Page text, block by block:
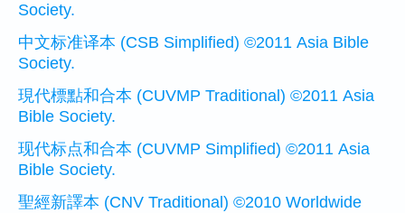
Society.
中文标准译本 (CSB Simplified) ©2011 Asia Bible
Society.
現代標點和合本 (CUVMP Traditional) ©2011 Asia
Bible Society.
现代标点和合本 (CUVMP Simplified) ©2011 Asia
Bible Society.
聖經新譯本 (CNV Traditional) ©2010 Worldwide